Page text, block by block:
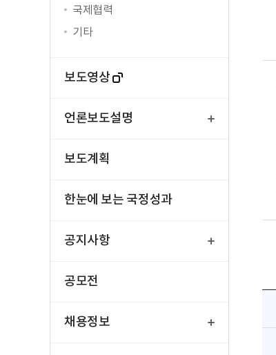
국제협력
기타
보도영상
언론보도설명
보도계획
한눈에 보는 국정성과
공지사항
공모전
채용정보